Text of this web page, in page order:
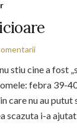
stiu cine a fost
febra 39-
care nu au putut
scazuta i-a